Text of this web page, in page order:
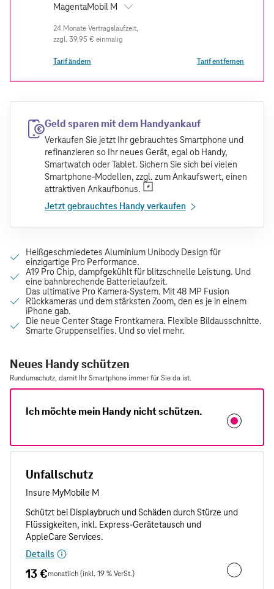
MagentaMobil M
zzgl. 39,95 € einmalig
Tarif ändern Tarif entfernen
Geld sparen mit dem Handyankauf
Verkaufen Sie jetzt Ihr gebrauchtes Smartphone und
refinanzieren so Ihr neues Gerät, egal ob Handy,
Smartwatch oder Tablet. Sichern Sie sich bei vielen
Smartphone-Modellen, zzgl. zum Ankaufswert, einen
attraktiven Ankaufbonus.
Jetzt gebrauchtes Handy verkaufen
Neues Handy schützen
Rundumschutz, damit Ihr Smartphone immer für Sie da ist.
Ich möchte mein Handy nicht schützen.
Unfallschutz
Details
13 €monatlich (inkl. 19 % VerSt.)